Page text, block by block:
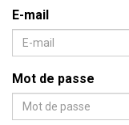
E-mail
Mot de passe